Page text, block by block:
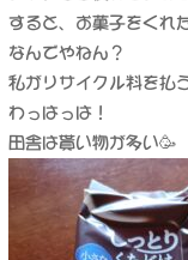
すると、お菓子をくれた
なんでやねん？
私がリサイクル料を払
わっはっは！
田舎は貰い物が多い🥳